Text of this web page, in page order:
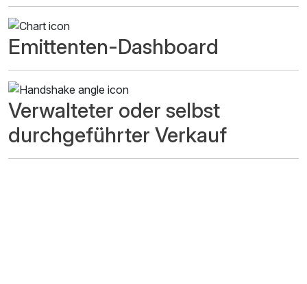
Emittenten-Dashboard
Verwalteter oder selbst
durchgeführter Verkauf